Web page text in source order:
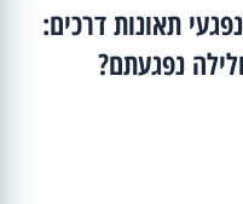
5 בארץ בנפגעי תאונות דרכים:
נפגעתם?